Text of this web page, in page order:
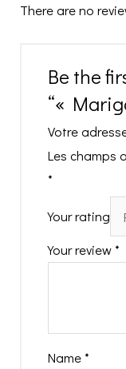
There are no
Be the
“«
Votre
Les champs
*
Your rating
Your review*
Name*